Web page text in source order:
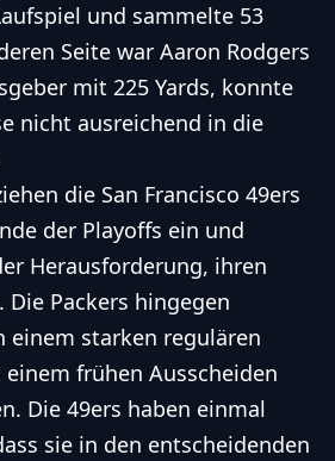
und sammelte 53
Seite war Aaron Rodgers
mit 225 Yards, konnte
nicht ausreichend in die
die San Francisco 49ers
der Playoffs ein und
Herausforderung, ihren
Die Packers hingegen
einem starken regulären
frühen Ausscheiden
Die 49ers haben einmal
sie in den entscheidenden